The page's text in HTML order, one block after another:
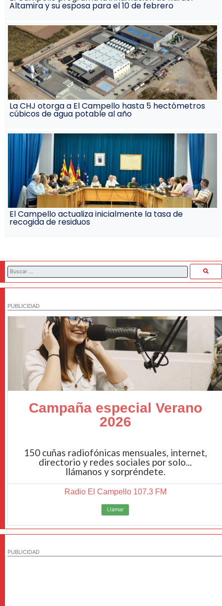
Altamira y su esposa para el 10 de febrero
La CHJ otorga a El Campello hasta 5 hectómetros
cúbicos de agua potable al año
El Campello actualiza inicialmente la tasa de
recogida de residuos
PUBLICIDAD
Campaña especial Verano
2026
150 cuñas radiofónicas mensuales, internet,
directorio y redes sociales por solo...
llámanos y sorpréndete.
Radio El Campello 107.3 FM
Llamar
PUBLICIDAD